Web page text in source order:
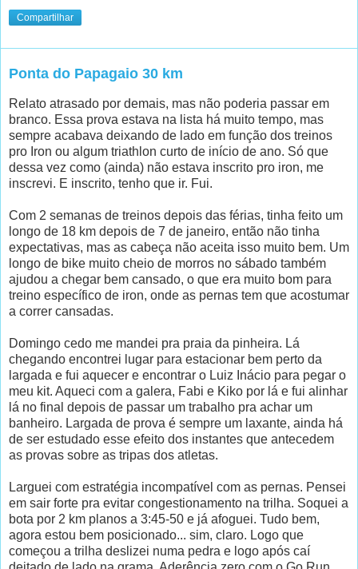
Compartilhar
Ponta do Papagaio 30 km
Relato atrasado por demais, mas não poderia passar em
branco. Essa prova estava na lista há muito tempo, mas
sempre acabava deixando de lado em função dos treinos
pro Iron ou algum triathlon curto de início de ano. Só que
dessa vez como (ainda) não estava inscrito pro iron, me
inscrevi. E inscrito, tenho que ir. Fui.
Com 2 semanas de treinos depois das férias, tinha feito um
longo de 18 km depois de 7 de janeiro, então não tinha
expectativas, mas as cabeça não aceita isso muito bem. Um
longo de bike muito cheio de morros no sábado também
ajudou a chegar bem cansado, o que era muito bom para
treino específico de iron, onde as pernas tem que acostumar
a correr cansadas.
Domingo cedo me mandei pra praia da pinheira. Lá
chegando encontrei lugar para estacionar bem perto da
largada e fui aquecer e encontrar o Luiz Inácio para pegar o
meu kit. Aqueci com a galera, Fabi e Kiko por lá e fui alinhar
lá no final depois de passar um trabalho pra achar um
banheiro. Largada de prova é sempre um laxante, ainda há
de ser estudado esse efeito dos instantes que antecedem
as provas sobre as tripas dos atletas.
Larguei com estratégia incompatível com as pernas. Pensei
em sair forte pra evitar congestionamento na trilha. Soquei a
bota por 2 km planos a 3:45-50 e já afoguei. Tudo bem,
agora estou bem posicionado... sim, claro. Logo que
começou a trilha deslizei numa pedra e logo após caí